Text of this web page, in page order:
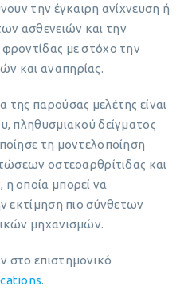
την έγκαιρη ανίχνευση ή
ασθενειών και την
με στόχο την
και αναπηρίας.
παρούσας μελέτης είναι
πληθυσμιακού δείγματος
τη μοντελοποίηση
οστεοαρθρίτιδας και
οποία μπορεί να
εκτίμηση πιο σύνθετων
μηχανισμών.
στο επιστημονικό
.